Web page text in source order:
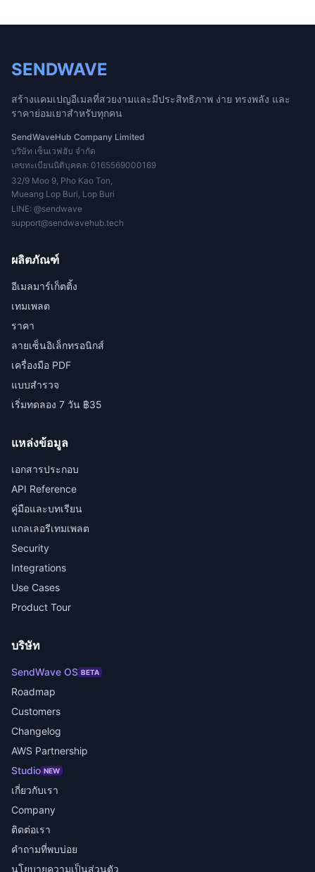
SENDWAVE
สร้างแคมเปญอีเมลที่สวยงามและมีประสิทธิภาพ ง่าย ทรงพลัง และ
ราคาย่อมเยาสำหรับทุกคน
SendWaveHub Company Limited
บริษัท เซ็นเวฟฮับ จำกัด
เลขทะเบียนนิติบุคคล: 0165569000169
32/9 Moo 9, Pho Kao Ton,
Mueang Lop Buri, Lop Buri
LINE: @sendwave
support@sendwavehub.tech
ผลิตภัณฑ์
อีเมลมาร์เก็ตติ้ง
เทมเพลต
ราคา
ลายเซ็นอิเล็กทรอนิกส์
เครื่องมือ PDF
แบบสำรวจ
เริ่มทดลอง 7 วัน ฿35
แหล่งข้อมูล
เอกสารประกอบ
API Reference
คู่มือและบทเรียน
แกลเลอรีเทมเพลต
Security
Integrations
Use Cases
Product Tour
บริษัท
SendWave OS BETA
Roadmap
Customers
Changelog
AWS Partnership
Studio NEW
เกี่ยวกับเรา
Company
ติดต่อเรา
คำถามที่พบบ่อย
นโยบายความเป็นส่วนตัว